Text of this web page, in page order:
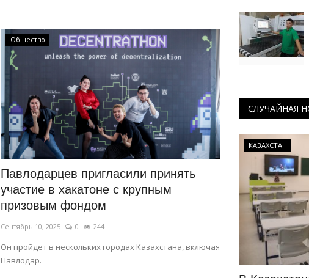
Общество
Павлодарцев пригласили принять
участие в хакатоне с крупным
призовым фондом
Сентябрь 10, 2025 0 244
Он пройдет в нескольких городах Казахстана, включая
Павлодар.
СЛУЧАЙНАЯ
Экономика КАЗАХСТАН